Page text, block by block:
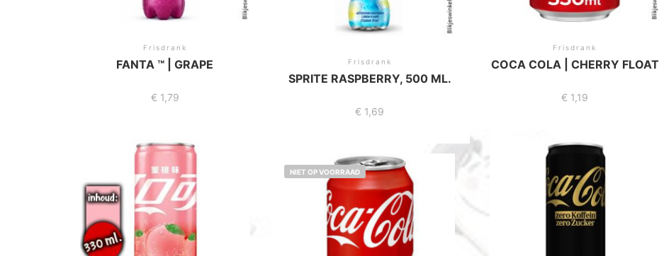
Frisdrank
FANTA ™ | GRAPE
€ 1,79
Frisdrank
COCA COLA | CHERRY FLOAT
€ 1,19
Frisdrank
SPRITE RASPBERRY, 500 ML.
€ 1,69
NIET OP VOORRAAD